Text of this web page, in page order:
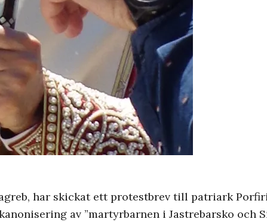
har skickat ett protestbrev till patriark
av ”martyrbarnen i Jastrebarsko och